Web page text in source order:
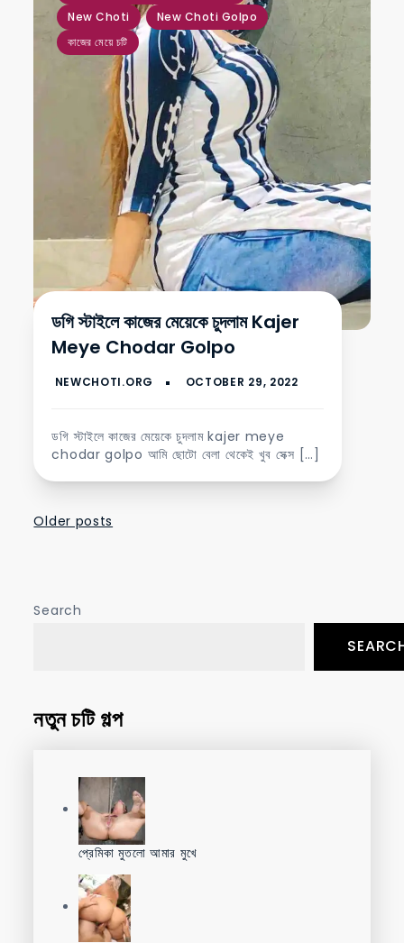
New Choti New Choti Golpo
কাজের মেয়ে চটি
ডগি স্টাইলে কাজের মেয়েকে চুদলাম Kajer
Meye Chodar Golpo
ডগি স্টাইলে কাজের মেয়েকে চুদলাম kajer meye
chodar golpo আমি ছোটো বেলা থেকেই খুব সেক্স […]
Posts
Older posts
Search
নতুন চটি গল্প
প্রেমিকা মুতলো আমার মুখে